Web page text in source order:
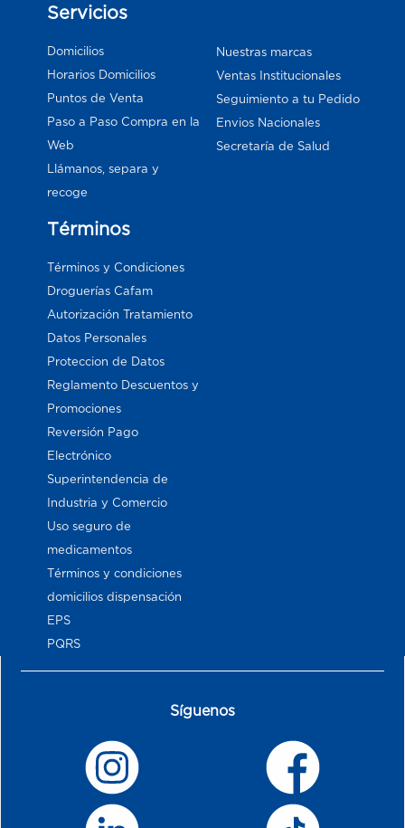
Servicios
Domicilios
Horarios Domicilios
Puntos de Venta
Paso a Paso Compra en la
Web
Llámanos, separa y
recoge
Nuestras marcas
Ventas Institucionales
Seguimiento a tu Pedido
Envios Nacionales
Secretaría de Salud
Términos
Términos y Condiciones
Droguerías Cafam
Autorización Tratamiento
Datos Personales
Proteccion de Datos
Reglamento Descuentos y
Promociones
Reversión Pago
Electrónico
Superintendencia de
Industria y Comercio
Uso seguro de
medicamentos
Términos y condiciones
domicilios dispensación
EPS
PQRS
Síguenos